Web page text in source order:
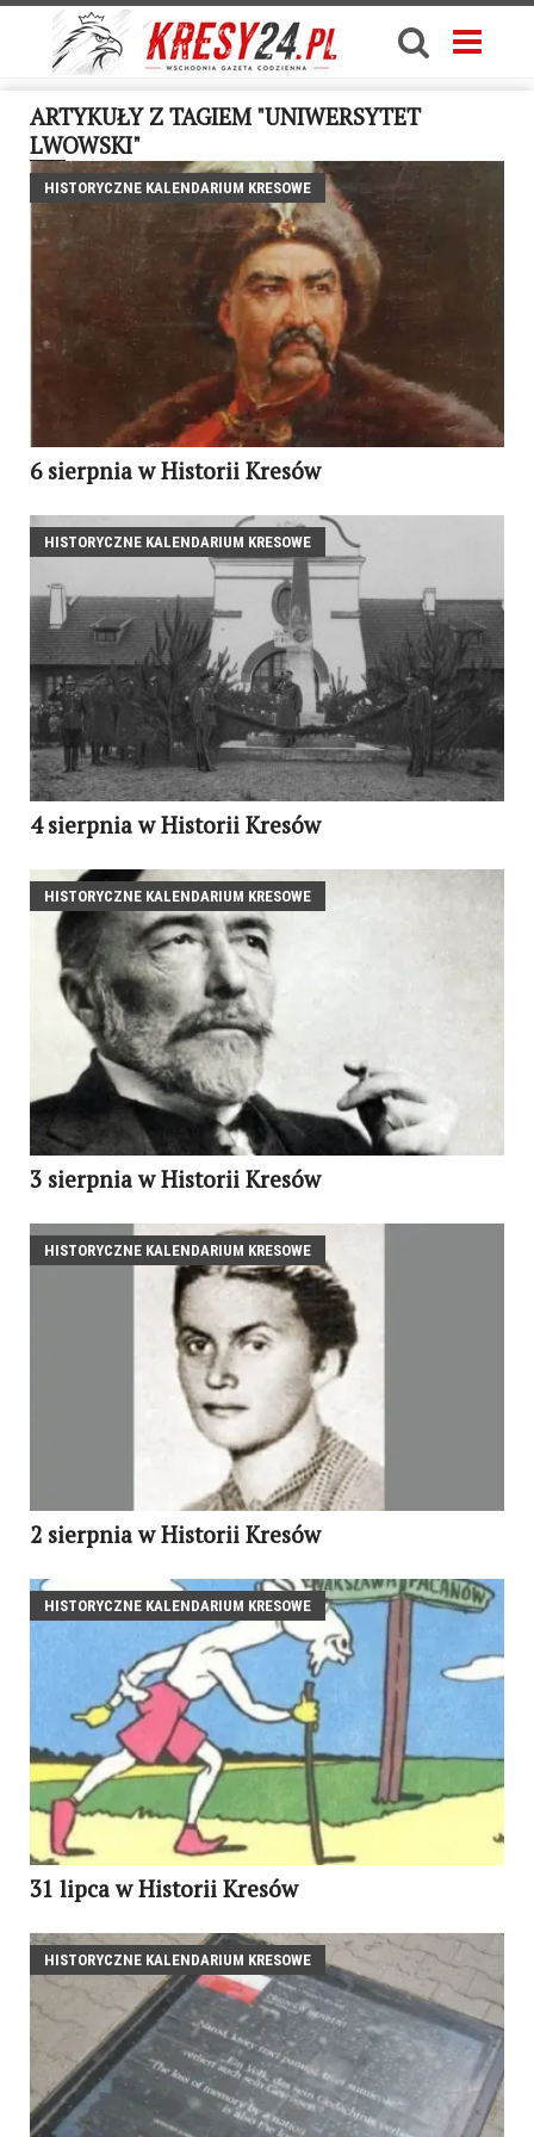
ARTYKUŁY Z TAGIEM "UNIWERSYTET
LWOWSKI"
HISTORYCZNE KALENDARIUM KRESOWE
6 sierpnia w Historii Kresów
HISTORYCZNE KALENDARIUM KRESOWE
4 sierpnia w Historii Kresów
HISTORYCZNE KALENDARIUM KRESOWE
3 sierpnia w Historii Kresów
HISTORYCZNE KALENDARIUM KRESOWE
2 sierpnia w Historii Kresów
HISTORYCZNE KALENDARIUM KRESOWE
31 lipca w Historii Kresów
HISTORYCZNE KALENDARIUM KRESOWE